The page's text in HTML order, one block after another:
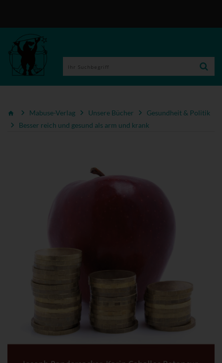
Mabuse-Verlag Unsere Bücher
Gesundheit & Politik
Besser reich und gesund als arm und krank